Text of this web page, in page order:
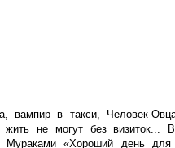
вампир в такси, Человек-
жить не могут без визиток...
Мураками «Хороший день